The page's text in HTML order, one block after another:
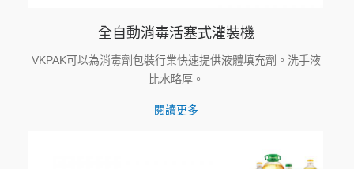
全自動消毒活塞式灌裝機
VKPAK可以為消毒劑包裝行業快速提供液體填充劑。洗手液
比水略厚。
閱讀更多